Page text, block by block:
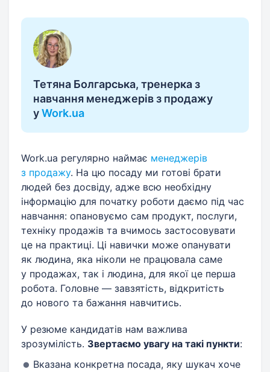
Тетяна Болгарська, тренерка з
навчання менеджерів з продажу
уWork.ua
Work.ua регулярно наймає менеджерів
з продажу. На цю посаду ми готові брати
людей без досвіду, адже всю необхідну
інформацію для початку роботи даємо під час
навчання: опановуємо сам продукт, послуги,
техніку продажів та вчимось застосовувати
це на практиці. Ці навички може опанувати
як людина, яка ніколи не працювала саме
у продажах, так і людина, для якої це перша
робота. Головне — завзятість, відкритість
до нового та бажання навчитись.
У резюме кандидатів нам важлива
зрозумілість. Звертаємо увагу на такі пункти:
Вказана конкретна посада, яку шукач хоче